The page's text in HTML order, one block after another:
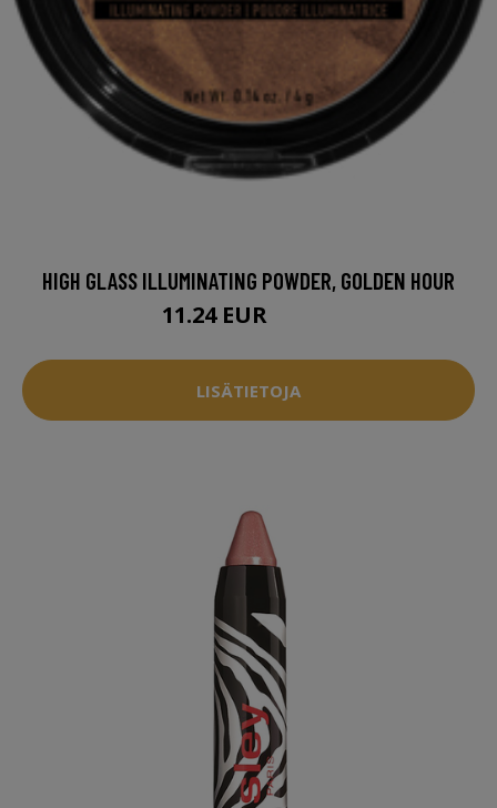
HIGH GLASS ILLUMINATING POWDER, GOLDEN HOUR
11.24 EUR
LISÄTIETOJA